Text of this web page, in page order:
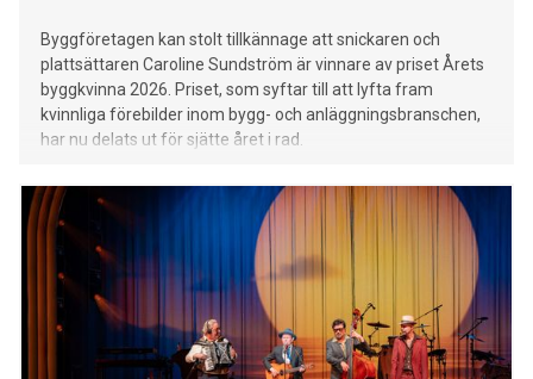
Byggföretagen kan stolt tillkännage att snickaren och
plattsättaren Caroline Sundström är vinnare av priset Årets
byggkvinna 2026. Priset, som syftar till att lyfta fram
kvinnliga förebilder inom bygg- och anläggningsbranschen,
har nu delats ut för sjätte året i rad.